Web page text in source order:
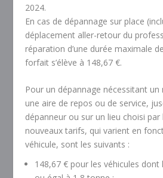
2024.
En cas de dépannage sur place
déplacement aller-retour du
réparation d’une durée maximale
forfait s’élève à 148,67 €.
Pour un dépannage nécessitant
une aire de repos ou de service,
dépanneur ou sur un lieu choisi par
nouveaux tarifs, qui varient en
véhicule, sont les suivants :
148,67 € pour les véhicules